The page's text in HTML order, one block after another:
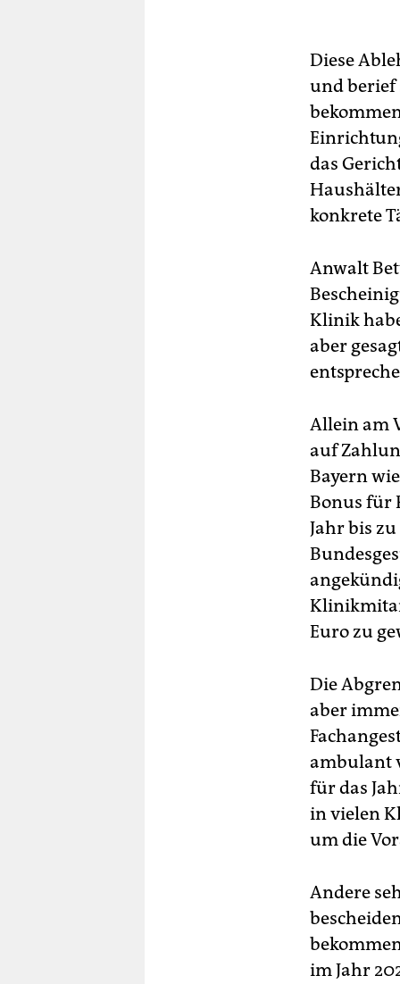
Diese
und berief
das
konkrete
Anwalt
Klinik
aber
Allein am
auf
Bayern
Bonus für
Jahr bis
Euro zu
Die
aber
ambulant
für das
in vielen
um die
Andere
im Jahr